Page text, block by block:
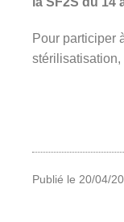
Pour participer
Publié le 20/04/